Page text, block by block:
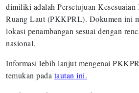
dimiliki adalah Persetujuan Kesesuaian
Ruang Laut (PKKPRL). Dokumen ini
lokasi penambangan sesuai dengan
nasional.
Informasi lebih lanjut mengenai
temukan pada tautan ini.